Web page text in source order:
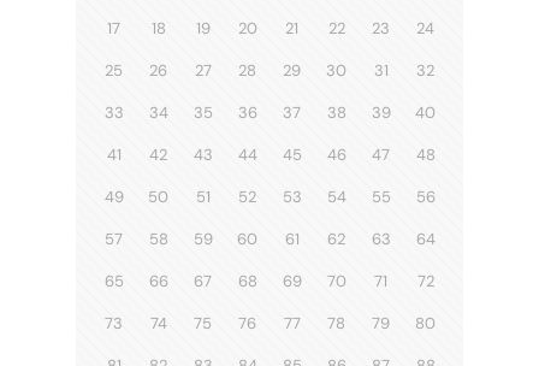
17 18 19 20 21 22 23 24
25 26 27 28 29 30 31 32
33 34 35 36 37 38 39 40
41 42 43 44 45 46 47 48
49 50 51 52 53 54 55 56
57 58 59 60 61 62 63 64
65 66 67 68 69 70 71 72
73 74 75 76 77 78 79 80